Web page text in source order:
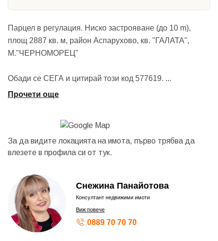
Парцел в регулация. Ниско застрояване (до 10 m),
площ 2887 кв. м, район Аспарухово, кв. "ГАЛАТА",
М."ЧЕРНОМОРЕЦ"
Обади се СЕГА и цитирай този код 577619. ...
Прочети още
За да видите локацията на имота, първо трябва да
влезете в профила си от тук.
Снежина Панайотова
Консултант недвижими имоти
Виж повече
0889 70 70 70